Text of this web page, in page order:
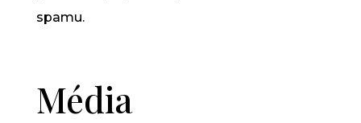
spamu.
Média